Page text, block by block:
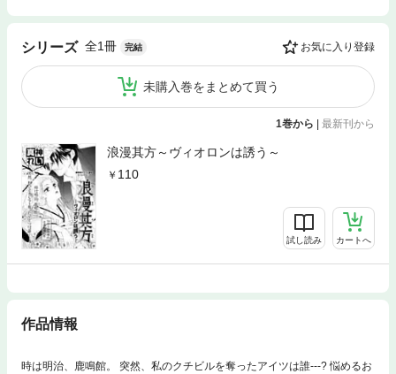
シリーズ 全1冊 完結 お気に入り登録
未購入巻をまとめて買う
1巻から 最新刊から
浪漫其方～ヴィオロンは誘う～
110
試し読み カートへ
作品情報
時は明治、鹿鳴館。 突然、私のクチビルを奪ったアイツは誰---? 悩めるお